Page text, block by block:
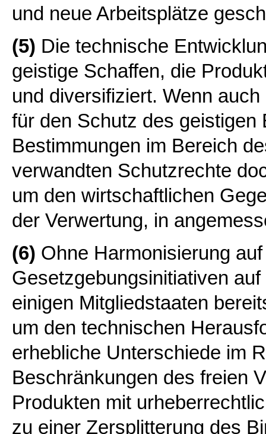
und neue Arbeitsplätze
(5) Die technische
geistige Schaffen, die
und diversifiziert. Wenn
für den Schutz des geistigen
Bestimmungen im Bereich
verwandten Schutzrechte
um den wirtschaftlichen
der Verwertung, in
(6) Ohne Harmonisierung
Gesetzgebungsinitiativen
einigen Mitgliedstaaten
um den technischen
erhebliche Unterschiede im
Beschränkungen des freien
Produkten mit
zu einer Zersplitterung des